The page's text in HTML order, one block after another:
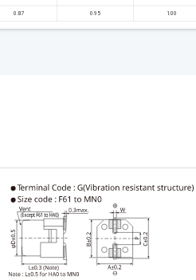
0.87 0.95 1.00